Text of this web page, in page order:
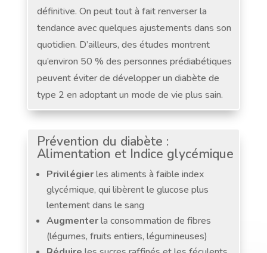
définitive. On peut tout à fait renverser la
tendance avec quelques ajustements dans son
quotidien. D’ailleurs, des études montrent
qu’environ 50 % des personnes prédiabétiques
peuvent éviter de développer un diabète de
type 2 en adoptant un mode de vie plus sain.
Prévention du diabète :
Alimentation et Indice glycémique
Privilégierles aliments à faible index
glycémique, qui libèrent le glucose plus
lentement dans le sang
Augmenterla consommation de fibres
(légumes, fruits entiers, légumineuses)